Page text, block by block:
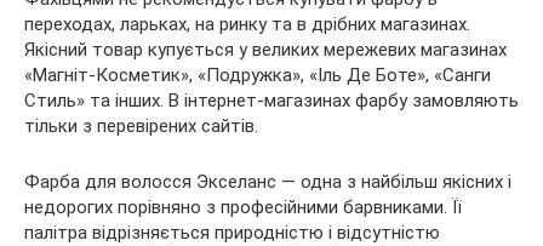
переходах, ларьках, на ринку та в дрібних магазинах.
Якісний товар купується у великих мережевих магазинах
«Магніт-Косметик», «Подружка», «Іль Де Боте», «Санги
Стиль» та інших. В інтернет-магазинах фарбу замовляють
тільки з перевірених сайтів.
Фарба для волосся Экселанс — одна з найбільш якісних і
недорогих порівняно з професійними барвниками. Її
палітра відрізняється природністю і відсутністю